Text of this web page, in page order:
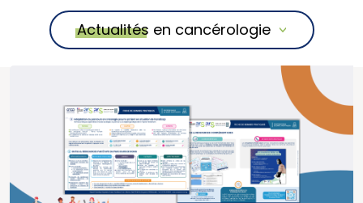
Actualités en cancérologie